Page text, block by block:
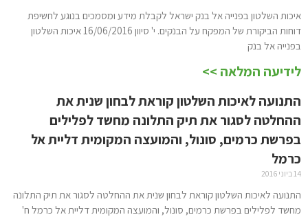
איכות השלטון בפנייה אל בנק ישראל לקבלת מידע ומסמכים בנוגע לחשיפת
דוחות הביקורת של המפקח על הבנקים. י' סיוון 16/06/2016 איכות השלטון
בפנייה אל בנק
לידיעה המלאה >>
התנועה לאיכות השלטון קוראת לבחון שנית את
ההחלטה לסגור את תיק התלונה מחשד לפלילים
בפרשת כרמים, סונול, והמועצה המקומית דליית אל
כרמל
14 ביוני 2016
התנועה לאיכות השלטון קוראת לבחון שנית את ההחלטה לסגור את תיק התלונה
מחשד לפלילים בפרשת כרמים, סונול, והמועצה המקומית דליית אל כרמל ח'